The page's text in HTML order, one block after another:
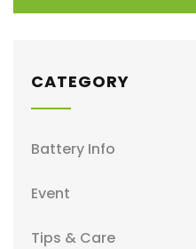
CATEGORY
Battery Info
Event
Tips & Care